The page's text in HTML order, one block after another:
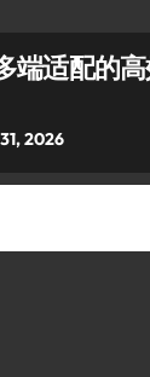
端适配的
2026